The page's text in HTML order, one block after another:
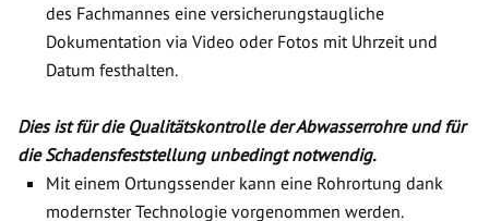
des Fachmannes eine versicherungstaugliche
Dokumentation via Video oder Fotos mit Uhrzeit und
Datum festhalten.
Dies ist für die Qualitätskontrolle der Abwasserrohre und für
die Schadensfeststellung unbedingt notwendig.
Mit einem Ortungssender kann eine Rohrortung dank
modernster Technologie vorgenommen werden.